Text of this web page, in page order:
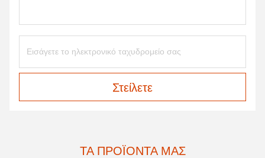
Στείλετε
ΤΑ ΠΡΟΪΌΝΤΑ ΜΑΣ